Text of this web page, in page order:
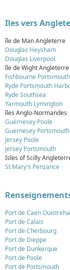
Iles vers
île de Man Angleterre
Douglas Heysham
Douglas Liverpool
île de Wight Angleterre
Fishbourne Portsmouth
Ryde Portsmouth
Ryde Southsea
Yarmouth Lymington
îles Anglo-Normandes
Guernesey Poole
Guernesey Portsmouth
Jersey Poole
Jersey Portsmouth
Isles of Scilly
St Mary's Penzance
Port de Caen
Port de Calais
Port de Cherbourg
Port de Dieppe
Port de Dunkerque
Port de Poole
Port de Portsmouth